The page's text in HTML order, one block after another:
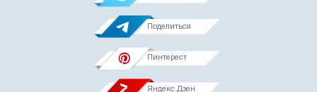
Поделиться
Пинтерест
Яндекс.Дзен